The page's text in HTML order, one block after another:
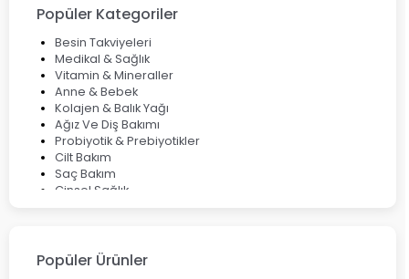
Çözüm Yolları
Bocavirüs Enfeksiyonu Hakkında Bilmeniz Gerekenler
Deep Flex Topraklama Matı Nedir? Detaylı Rehber
Mumiyo Nedir? Faydaları ve Kullanım Alanları Nelerdir?
Popüler Kategoriler
Besin Takviyeleri
Medikal & Sağlık
Vitamin & Mineraller
Anne & Bebek
Kolajen & Balık Yağı
Ağız Ve Diş Bakımı
Probiyotik & Prebiyotikler
Cilt Bakım
Saç Bakım
Cinsel Sağlık
Popüler Ürünler